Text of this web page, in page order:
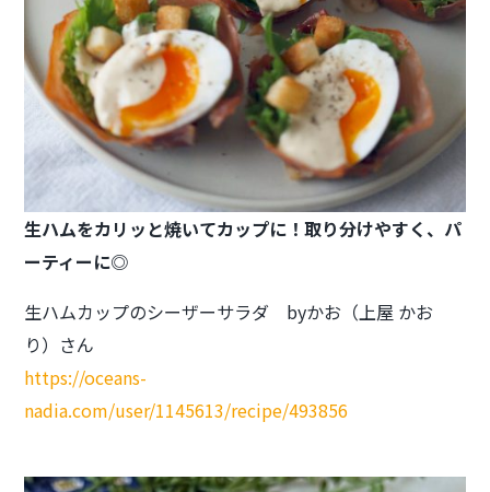
生ハムをカリッと焼いてカップに！取り分けやすく、パ
ーティーに◎
生ハムカップのシーザーサラダ byかお（上屋 かお
り）さん
https://oceans-
nadia.com/user/1145613/recipe/493856